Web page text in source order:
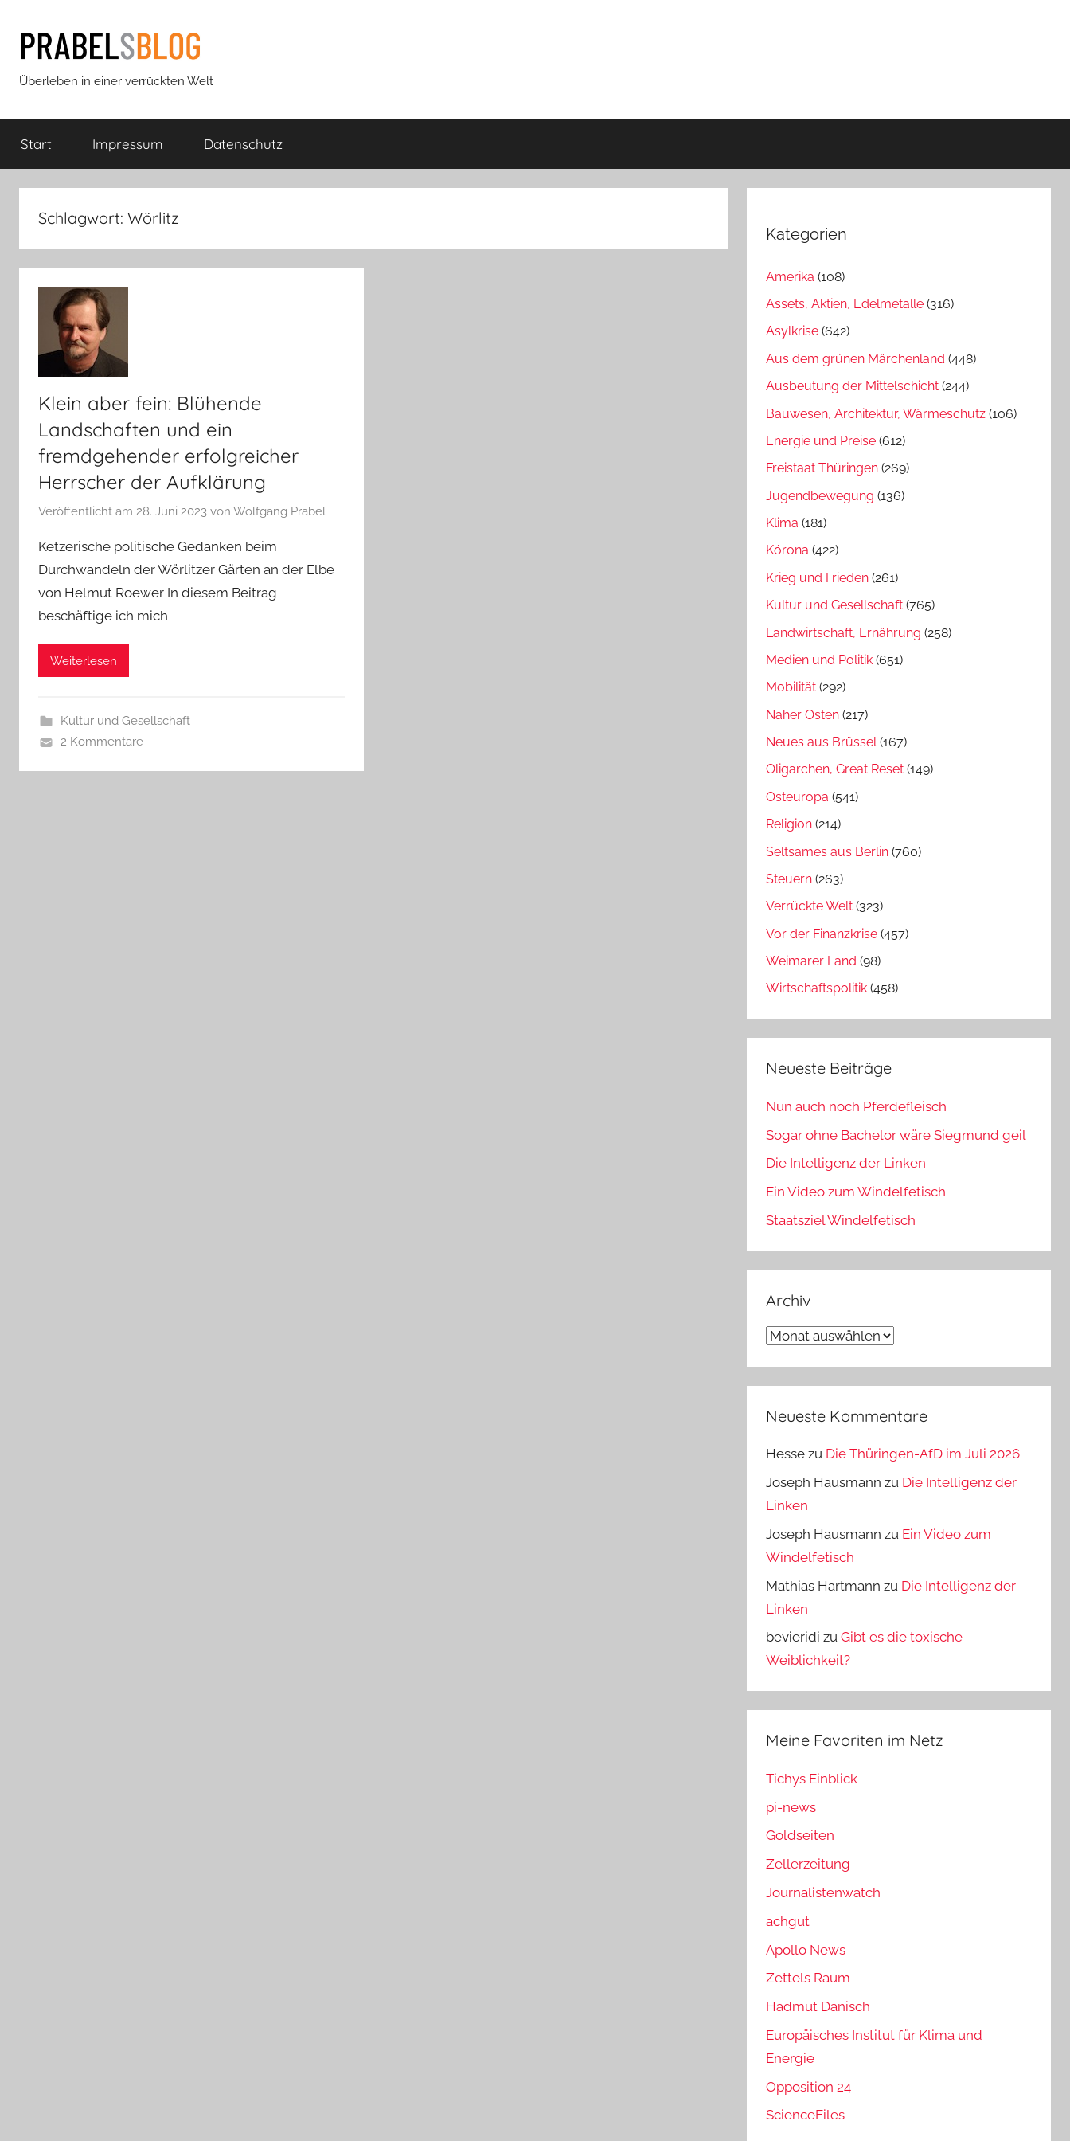
Inhalt
springen
Prabels
Blog
Überleben in einer verrückten Welt
Start Impressum Datenschutz
Schlagwort: Wörlitz
Klein aber fein: Blühende
Landschaften und ein
fremdgehender erfolgreicher
Herrscher der Aufklärung
Veröffentlicht am 28. Juni 2023 von Wolfgang Prabel
Ketzerische politische Gedanken beim
Durchwandeln der Wörlitzer Gärten an der Elbe
von Helmut Roewer In diesem Beitrag
beschäftige ich mich
Weiterlesen
Kultur und Gesellschaft
2 Kommentare
Kategorien
Amerika (108)
Assets, Aktien, Edelmetalle (316)
Asylkrise (642)
Aus dem grünen Märchenland (448)
Ausbeutung der Mittelschicht (244)
Bauwesen, Architektur, Wärmeschutz (106)
Energie und Preise (612)
Freistaat Thüringen (269)
Jugendbewegung (136)
Klima (181)
Kórona (422)
Krieg und Frieden (261)
Kultur und Gesellschaft (765)
Landwirtschaft, Ernährung (258)
Medien und Politik (651)
Mobilität (292)
Naher Osten (217)
Neues aus Brüssel(167)
Oligarchen, Great Reset (149)
Osteuropa (541)
Religion (214)
Seltsames aus Berlin (760)
Steuern (263)
Verrückte Welt (323)
Vor der Finanzkrise (457)
Weimarer Land (98)
Wirtschaftspolitik (458)
Neueste Beiträge
Nun auch noch Pferdefleisch
Sogar ohne Bachelor wäre Siegmund geil
Die Intelligenz der Linken
Ein Video zum Windelfetisch
Staatsziel Windelfetisch
Archiv
Archiv
Neueste Kommentare
Hesse zu Die Thüringen-AfD im Juli 2026
Joseph Hausmann zu Die Intelligenz der
Linken
Joseph Hausmann zu Ein Video zum
Windelfetisch
Mathias Hartmann zu Die Intelligenz der
Linken
bevieridi zuGibt es die toxische
Weiblichkeit?
Meine Favoriten im Netz
Tichys Einblick
pi-news
Goldseiten
Zellerzeitung
Journalistenwatch
achgut
Apollo News
Zettels Raum
Hadmut Danisch
Europäisches Institut für Klima und
Energie
Opposition 24
ScienceFiles